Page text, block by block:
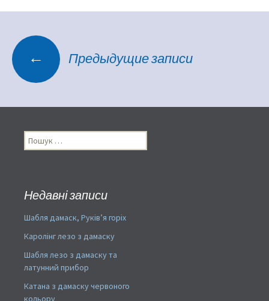
Навигация
по
записям
← Предыдущие записи
Пошук:
Недавні записи
Шабля дамаск, Руків’я горіх
Каролінг лезо з дамаску
Шабля лезо з дамаску та
латунний прибор
Катана з дамаску червоного
кольору